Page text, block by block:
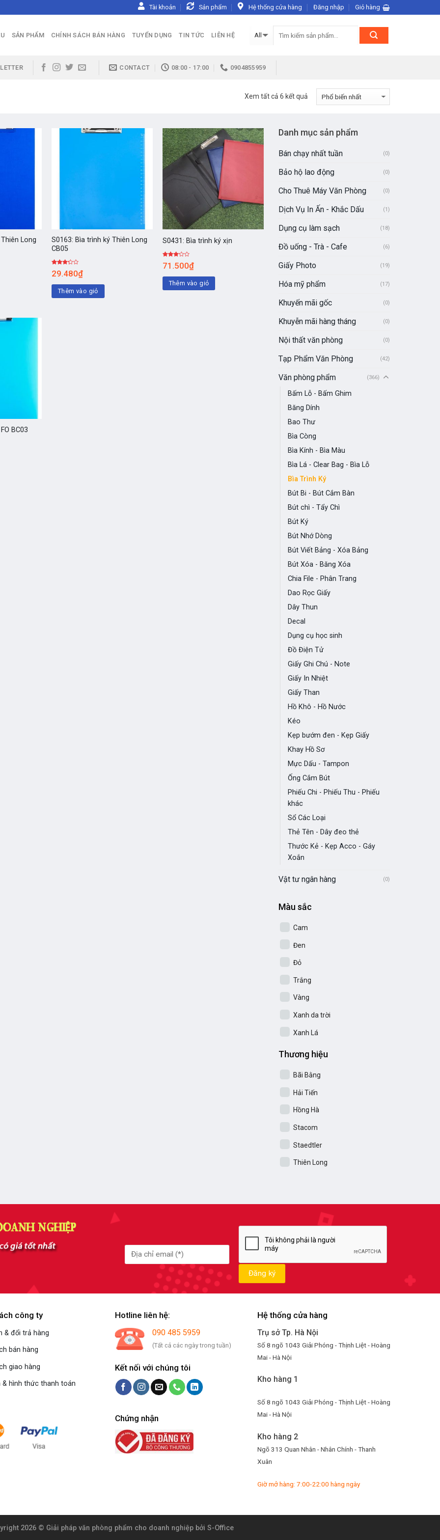
Tài khoản Sản phẩm Hệ thống cửa hàng Đăng nhập Giỏ hàng
SẢN PHẨM CHÍNH SÁCH BÁN HÀNG TUYỂN DỤNG TIN TỨC LIÊN HỆ
CONTACT 08:00 - 17:00 0904855959
Xem tất cả 6 kết quả
Long
S0163: Bìa trình ký Thiên Long
CB05
Được
xếp
3.00
29.480₫
Thêm vào giỏ
S0431: Bìa trình ký xịn
Được
xếp
3.005
71.500₫
Thêm vào giỏ
BC03
Danh mục sản phẩm
Bán chạy nhất tuần (0)
Bảo hộ lao động (0)
Cho Thuê Máy Văn Phòng (0)
Dịch Vụ In Ấn - Khắc Dấu (1)
Dụng cụ làm sạch (18)
Đồ uống - Trà - Cafe (6)
Giấy Photo (19)
Hóa mỹ phẩm (17)
Khuyến mãi gốc (0)
Khuyễn mãi hàng tháng (0)
Nội thất văn phòng (0)
Tạp Phẩm Văn Phòng (42)
Văn phòng phẩm (366)
Bấm Lỗ - Bấm Ghim
Băng Dính
Bao Thư
Bìa Còng
Bìa Kính - Bìa Màu
Bìa Lá - Clear Bag - Bìa Lỗ
Bìa Trình Ký
Bút Bi - Bút Cắm Bàn
Bút chì - Tẩy Chì
Bút Ký
Bút Nhớ Dòng
Bút Viết Bảng - Xóa Bảng
Bút Xóa - Băng Xóa
Chia File - Phân Trang
Dao Rọc Giấy
Dây Thun
Decal
Dụng cụ học sinh
Đồ Điện Tử
Giấy Ghi Chú - Note
Giấy In Nhiệt
Giấy Than
Hồ Khô - Hồ Nước
Kéo
Kẹp bướm đen - Kẹp Giấy
Khay Hồ Sơ
Mực Dấu - Tampon
Ống Cắm Bút
Phiếu Chi - Phiếu Thu - Phiếu
khác
Sổ Các Loại
Thẻ Tên - Dây đeo thẻ
Thước Kẻ - Kẹp Acco - Gáy
Xoắn
Vật tư ngân hàng (0)
Màu sắc
Cam
Đen
Đỏ
Trắng
Vàng
Xanh da trời
Xanh Lá
Thương hiệu
Bãi Bằng
Hải Tiến
Hồng Hà
Stacom
Staedtler
Thiên Long
công ty
& đổi trả hàng
bán hàng
giao hàng
& hình thức thanh toán
Hotline liên hệ:
090 485 5959
(Tất cả các ngày trong tuần)
Kết nối với chúng tôi
Chứng nhận
Hệ thống cửa hàng
Trụ sở Tp. Hà Nội
Số 8 ngõ 1043 Giải Phóng - Thịnh Liệt - Hoàng
Mai - Hà Nội
Kho hàng 1
Số 8 ngõ 1043 Giải Phóng - Thịnh Liệt - Hoàng
Mai - Hà Nội
Kho hàng 2
Ngõ 313 Quan Nhân - Nhân Chính - Thanh
Xuân
Giờ mở hàng: 7:00-22:00 hàng ngày
2026 © Giải pháp văn phòng phẩm cho doanh nghiệpbởi S-Office